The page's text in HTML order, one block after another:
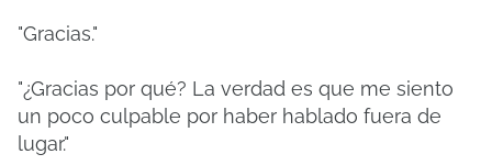
"Gracias."
"¿Gracias por qué? La verdad es que me siento
un poco culpable por haber hablado fuera de
lugar."